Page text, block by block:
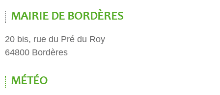
MAIRIE DE BORDÈRES
20 bis, rue du Pré du Roy
64800 Bordères
MÉTÉO